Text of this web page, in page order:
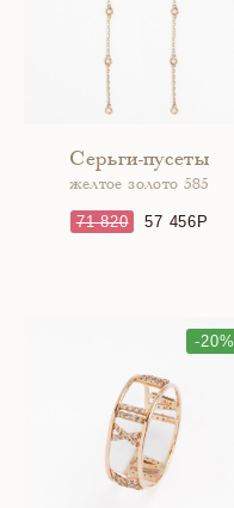
Серьги-пусеты
желтое золото 585
71 820 57 456
-20%